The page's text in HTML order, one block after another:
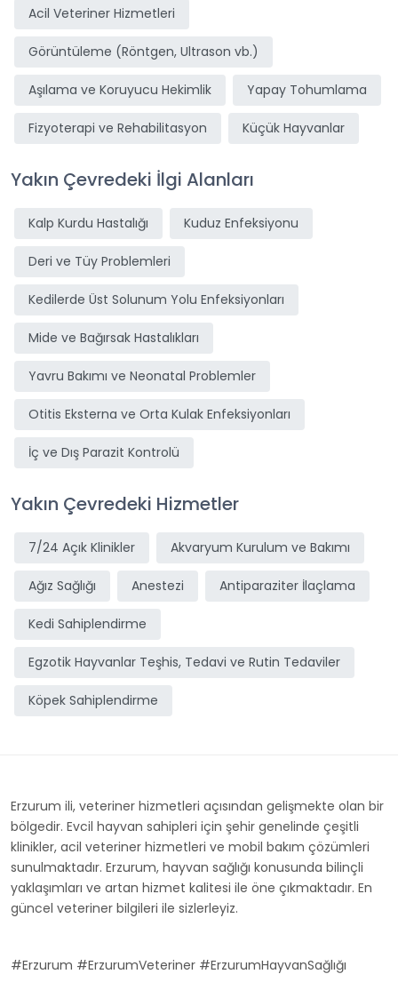
Acil Veteriner Hizmetleri
Görüntüleme (Röntgen, Ultrason vb.)
Aşılama ve Koruyucu Hekimlik Yapay Tohumlama
Fizyoterapi ve Rehabilitasyon Küçük Hayvanlar
Yakın Çevredeki İlgi Alanları
Kalp Kurdu Hastalığı Kuduz Enfeksiyonu
Deri ve Tüy Problemleri
Kedilerde Üst Solunum Yolu Enfeksiyonları
Mide ve Bağırsak Hastalıkları
Yavru Bakımı ve Neonatal Problemler
Otitis Eksterna ve Orta Kulak Enfeksiyonları
İç ve Dış Parazit Kontrolü
Yakın Çevredeki Hizmetler
7/24 Açık Klinikler Akvaryum Kurulum ve Bakımı
Ağız Sağlığı Anestezi Antiparaziter İlaçlama
Kedi Sahiplendirme
Egzotik Hayvanlar Teşhis, Tedavi ve Rutin Tedaviler
Köpek Sahiplendirme
Erzurum ili, veteriner hizmetleri açısından gelişmekte olan bir
bölgedir. Evcil hayvan sahipleri için şehir genelinde çeşitli
klinikler, acil veteriner hizmetleri ve mobil bakım çözümleri
sunulmaktadır. Erzurum, hayvan sağlığı konusunda bilinçli
yaklaşımları ve artan hizmet kalitesi ile öne çıkmaktadır. En
güncel veteriner bilgileri ile sizlerleyiz.
#Erzurum #ErzurumVeteriner #ErzurumHayvanSağlığı